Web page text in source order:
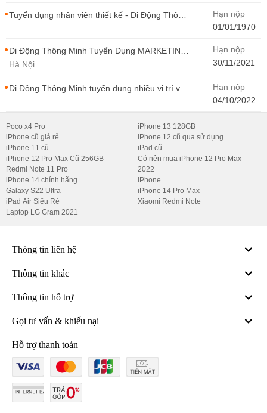
Tuyển dụng nhân viên thiết kế - Di Động Thông
Hạn nộp
01/01/1970
Di Động Thông Minh Tuyển Dụng MARKETING
- CONTENT WIRITER
Hà Nội
Hạn nộp
30/11/2021
Di Động Thông Minh tuyển dụng nhiều vị trí với
Thông Minh
Hạn nộp
04/10/2022
Poco x4 Pro
iPhone cũ giá rẻ
iPhone 11 cũ
iPhone 12 Pro Max Cũ 256GB
Redmi Note 11 Pro
iPhone 14 chính hãng
Galaxy S22 Ultra
iPad Air Siêu Rẻ
Laptop LG Gram 2021
iPhone 13 128GB
iPhone 12 cũ qua sử dụng
iPad cũ
Có nên mua iPhone 12 Pro Max
2022
iPhone
iPhone 14 Pro Max
Xiaomi Redmi Note
Thông tin liên hệ
Thông tin khác
Thông tin hỗ trợ
Gọi tư vấn & khiếu nại
Hỗ trợ thanh toán